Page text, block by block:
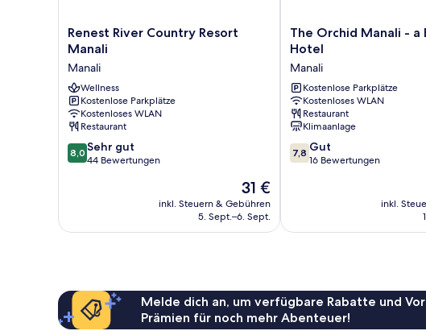
Renest
River
Resort
Manali
Manali
Renest River Country Resort
Manali
Manali
Wellness
Kostenlose Parkplätze
Kostenloses WLAN
Restaurant
8.0
von
Bewertungen
8,0 Sehr gut
44 Bewertungen
Der
Preis
beträgt
31 €
inkl. Steuern & Gebühren
5. Sept.–6. Sept.
The
Orchid
-
a
Boutique
Hotel
Manali
The Orchid Manali - a
Hotel
Manali
Kostenlose Parkplätze
Kostenloses WLAN
Restaurant
Klimaanlage
7.8
von
7,8 Gut
16 Bewertungen
inkl.
Melde dich an, um verfügbare Rabatte und
Prämien für noch mehr Abenteuer!